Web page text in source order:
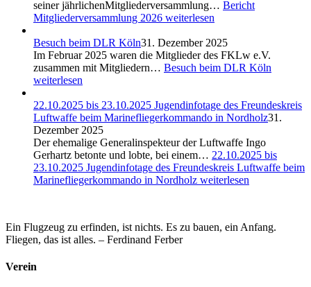
seiner jährlichenMitgliederversammlung… Bericht
Mitgliederversammlung 2026 weiterlesen
Besuch beim DLR Köln31. Dezember 2025
Im Februar 2025 waren die Mitglieder des FKLw e.V.
zusammen mit Mitgliedern… Besuch beim DLR Köln
weiterlesen
22.10.2025 bis 23.10.2025 Jugendinfotage des Freundeskreis
Luftwaffe beim Marinefliegerkommando in Nordholz31.
Dezember 2025
Der ehemalige Generalinspekteur der Luftwaffe Ingo
Gerhartz betonte und lobte, bei einem… 22.10.2025 bis
23.10.2025 Jugendinfotage des Freundeskreis Luftwaffe beim
Marinefliegerkommando in Nordholz weiterlesen
Ein Flugzeug zu erfinden, ist nichts. Es zu bauen, ein Anfang.
Fliegen, das ist alles. – Ferdinand Ferber
Verein